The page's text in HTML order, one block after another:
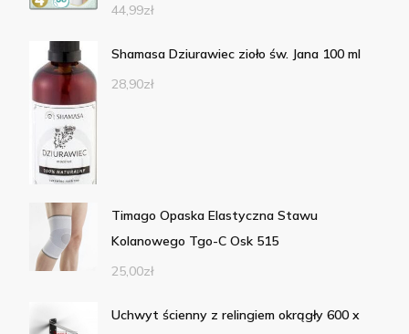
44,99zł
Shamasa Dziurawiec zioło św. Jana 100 ml
28,90zł
Timago Opaska Elastyczna Stawu
Kolanowego Tgo-C Osk 515
25,00zł
Uchwyt ścienny z relingiem okrągły 600 x